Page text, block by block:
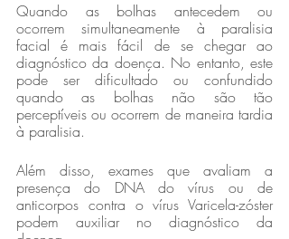
Quando as bolhas antecedem ou
ocorrem simultaneamente à paralisia
facial é mais fácil de se chegar ao
diagnóstico da doença. No entanto, este
pode ser dificultado ou confundido
quando as bolhas não são tão
perceptíveis ou ocorrem de maneira tardia
à paralisia.
Além disso, exames que avaliam a
presença do DNA do vírus ou de
anticorpos contra o vírus Varicela-zóster
podem auxiliar no diagnóstico da